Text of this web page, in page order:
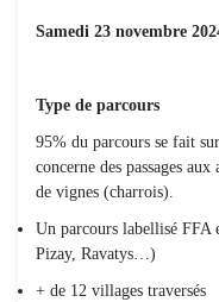
Samedi 23 novembre
Type de parcours
95% du parcours se fait
concerne des passages
de vignes (charrois).
Un parcours labellisé FFA
Pizay, Ravatys…)
+ de 12 villages traversés